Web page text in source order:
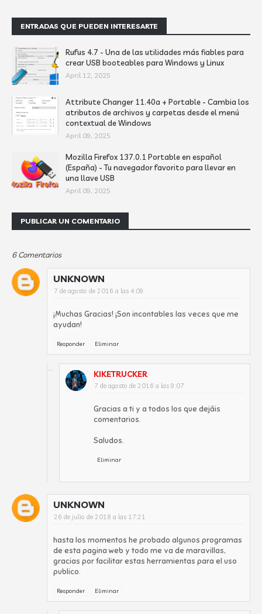
ENTRADAS QUE PUEDEN INTERESARTE
Rufus 4.7 - Una de las utilidades más fiables para
crear USB booteables para Windows y Linux
April 12, 2025
Attribute Changer 11.40a + Portable - Cambia los
atributos de archivos y carpetas desde el menú
contextual de Windows
April 09, 2025
Mozilla Firefox 137.0.1 Portable en español
(España) - Tu navegador favorito para llevar en
una llave USB
April 09, 2025
PUBLICAR UN COMENTARIO
6 Comentarios
UNKNOWN
7 de agosto de 2016 a las 4:09
¡Muchas Gracias! ¡Son incontables las veces que me
ayudan!
Responder Eliminar
KIKETRUCKER
7 de agosto de 2016 a las 9:07
Gracias a ti y a todos los que dejáis
comentarios.
Saludos.
Eliminar
UNKNOWN
26 de julio de 2018 a las 17:21
hasta los momentos he probado algunos programas
de esta pagina web y todo me va de maravillas,
gracias por facilitar estas herramientas para el uso
publico.
Responder Eliminar